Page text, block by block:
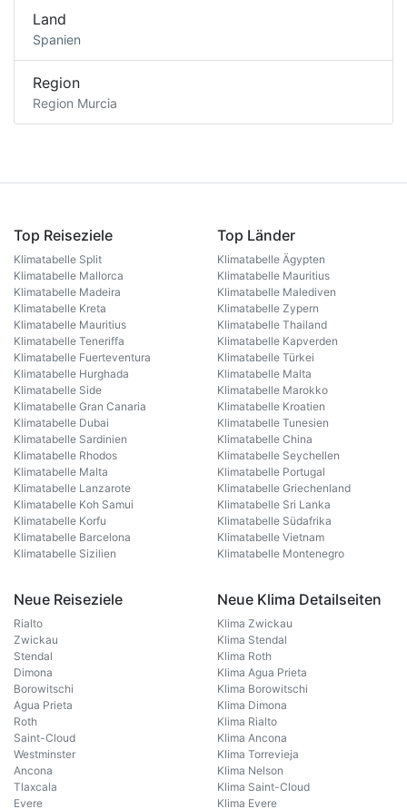
Land
Spanien
Region
Region Murcia
Top Reiseziele
Klimatabelle Split
Klimatabelle Mallorca
Klimatabelle Madeira
Klimatabelle Kreta
Klimatabelle Mauritius
Klimatabelle Teneriffa
Klimatabelle Fuerteventura
Klimatabelle Hurghada
Klimatabelle Side
Klimatabelle Gran Canaria
Klimatabelle Dubai
Klimatabelle Sardinien
Klimatabelle Rhodos
Klimatabelle Malta
Klimatabelle Lanzarote
Klimatabelle Koh Samui
Klimatabelle Korfu
Klimatabelle Barcelona
Klimatabelle Sizilien
Top Länder
Klimatabelle Ägypten
Klimatabelle Mauritius
Klimatabelle Malediven
Klimatabelle Zypern
Klimatabelle Thailand
Klimatabelle Kapverden
Klimatabelle Türkei
Klimatabelle Malta
Klimatabelle Marokko
Klimatabelle Kroatien
Klimatabelle Tunesien
Klimatabelle China
Klimatabelle Seychellen
Klimatabelle Portugal
Klimatabelle Griechenland
Klimatabelle Sri Lanka
Klimatabelle Südafrika
Klimatabelle Vietnam
Klimatabelle Montenegro
Neue Reiseziele
Rialto
Zwickau
Stendal
Dimona
Borowitschi
Agua Prieta
Roth
Saint-Cloud
Westminster
Ancona
Tlaxcala
Evere
Neue Klima Detailseiten
Klima Zwickau
Klima Stendal
Klima Roth
Klima Agua Prieta
Klima Borowitschi
Klima Dimona
Klima Rialto
Klima Ancona
Klima Torrevieja
Klima Nelson
Klima Saint-Cloud
Klima Evere